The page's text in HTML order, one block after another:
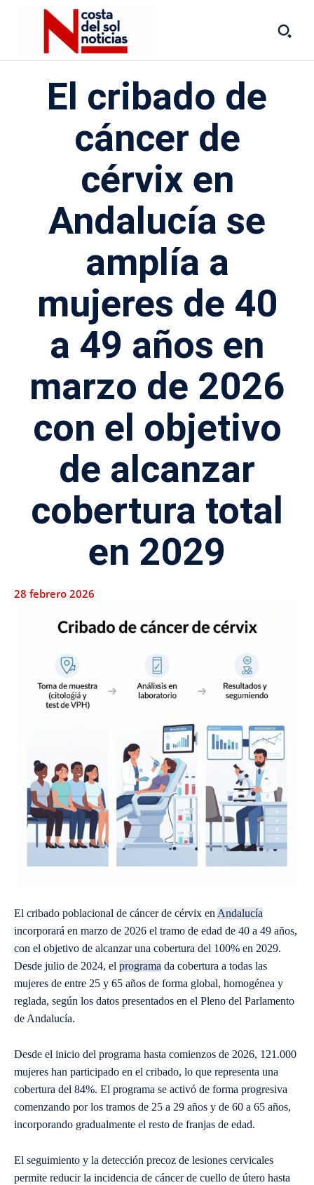
El cribado de
cáncer de
cérvix en
Andalucía se
amplía a
mujeres de 40
a 49 años en
marzo de 2026
con el objetivo
de alcanzar
cobertura total
en 2029
28 febrero 2026
El cribado poblacional de cáncer de cérvix en Andalucía
incorporará en marzo de 2026 el tramo de edad de 40 a 49 años,
con el objetivo de alcanzar una cobertura del 100% en 2029.
Desde julio de 2024, el programa da cobertura a todas las
mujeres de entre 25 y 65 años de forma global, homogénea y
reglada, según los datos presentados en el Pleno del Parlamento
de Andalucía.
Desde el inicio del programa hasta comienzos de 2026, 121.000
mujeres han participado en el cribado, lo que representa una
cobertura del 84%. El programa se activó de forma progresiva
comenzando por los tramos de 25 a 29 años y de 60 a 65 años,
incorporando gradualmente el resto de franjas de edad.
El seguimiento y la detección precoz de lesiones cervicales
permite reducir la incidencia de cáncer de cuello de útero hasta